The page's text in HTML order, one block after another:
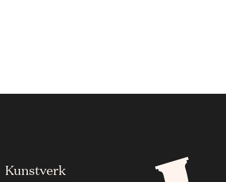
Kunstverk